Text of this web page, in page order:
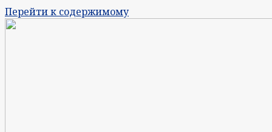
Перейти к содержимому